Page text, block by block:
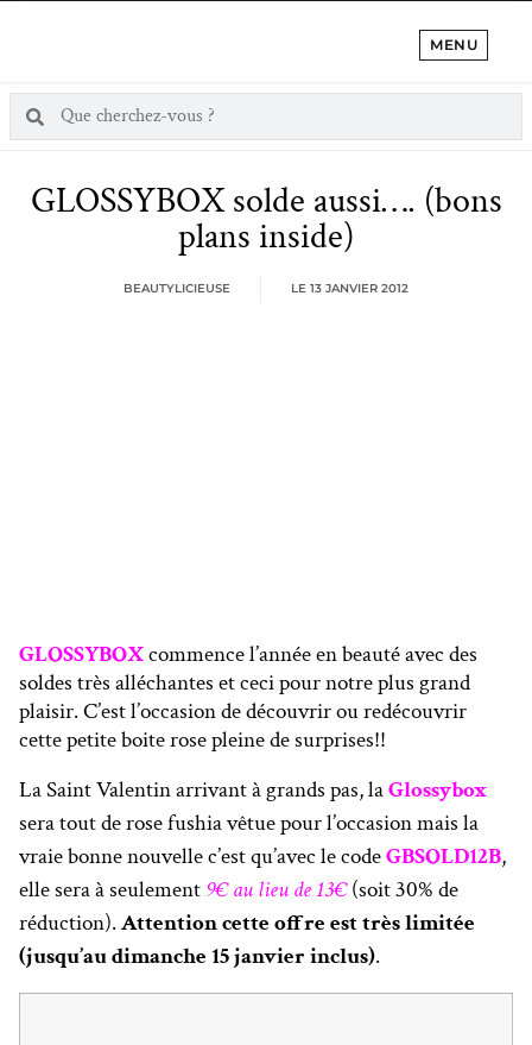
MENU
GLOSSYBOX solde aussi…. (bons
plans inside)
BEAUTYLICIEUSE LE 13 JANVIER 2012
GLOSSYBOXcommence l’année en beauté avec des
soldes très alléchantes et ceci pour notre plus grand
plaisir. C’est l’occasion de découvrir ou redécouvrir
cette petite boite rose pleine de surprises!!
La Saint Valentin arrivant à grands pas, laGlossybox
sera tout de rose fushia vêtue pour l’occasion mais la
vraie bonne nouvelle c’est qu’avec le codeGBSOLD12B,
elle sera à seulement 9€ au lieu de 13€(soit 30% de
réduction).Attention cette offre est très limitée
(jusqu’au dimanche 15 janvier inclus).